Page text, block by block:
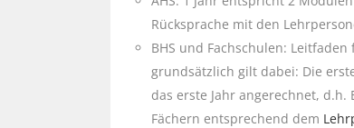
Rücksprache mit den
BHS und Fachschulen:
grundsätzlich gilt dabei: Die
das erste Jahr angerechnet,
Fächern entsprechend dem